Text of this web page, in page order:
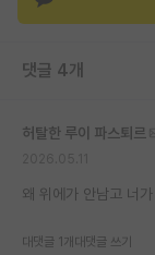
댓글 4개
허탈한 루이 파스퇴르
왜 위에가 안남고 너
대댓글 1개 대댓글 쓰기